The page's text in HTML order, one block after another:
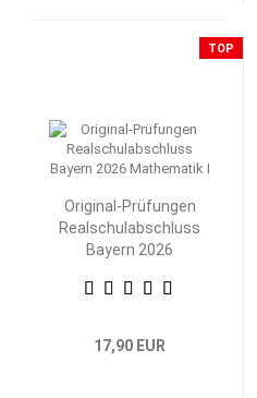
TOP
Original-Prüfungen
Realschulabschluss
Bayern 2026
17,90 EUR